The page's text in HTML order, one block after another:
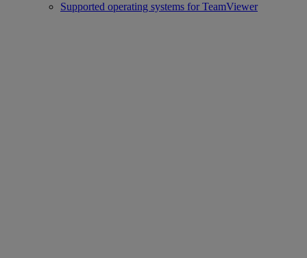
Supported operating systems for TeamViewer